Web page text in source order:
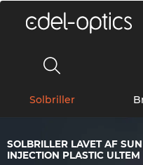
Solbriller
SOLBRILLER LAVET AF SUN
INJECTION PLASTIC ULTEM